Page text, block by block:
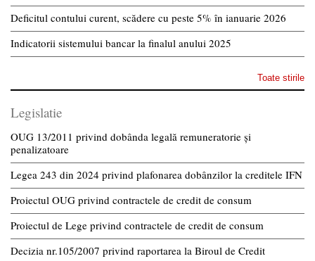
Deficitul contului curent, scădere cu peste 5% în ianuarie 2026
Indicatorii sistemului bancar la finalul anului 2025
Toate stirile
Legislatie
OUG 13/2011 privind dobânda legală remuneratorie și
penalizatoare
Legea 243 din 2024 privind plafonarea dobânzilor la creditele IFN
Proiectul OUG privind contractele de credit de consum
Proiectul de Lege privind contractele de credit de consum
Decizia nr.105/2007 privind raportarea la Biroul de Credit